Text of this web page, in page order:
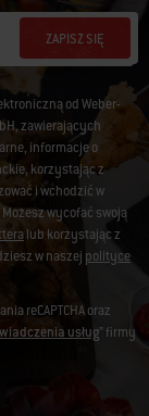
ZAPISZ SIĘ
od Weber-
zawierających
informacje o
korzystając z
i wchodzić w
wycofać swoją
lub korzystając z
w naszej polityce
reCAPTCHA oraz
usług” firmy